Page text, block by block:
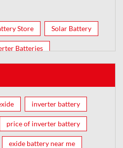
Store Solar Battery
Batteries
inverter battery
price of inverter battery
exide battery near me